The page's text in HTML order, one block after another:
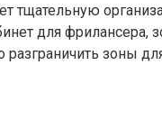
тщательную
для
зоны